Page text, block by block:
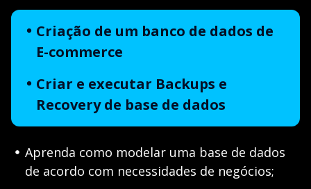
Criação de um banco de dados de
E-commerce
Criar e executar Backups e
Recovery de base de dados
Aprenda como modelar uma base de dados
de acordo com necessidades de negócios;